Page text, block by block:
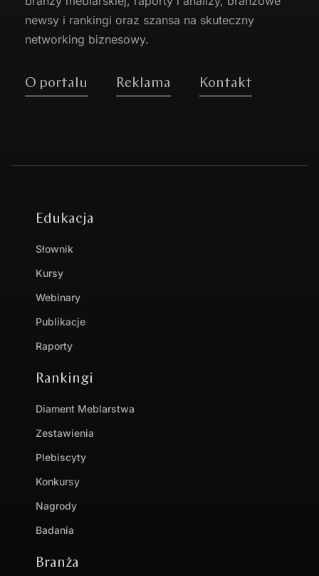
newsy i rankingi oraz szansa na skuteczny
networking biznesowy.
O portalu Reklama Kontakt
Edukacja
Słownik
Kursy
Webinary
Publikacje
Raporty
Rankingi
Diament Meblarstwa
Zestawienia
Plebiscyty
Konkursy
Nagrody
Badania
Branża